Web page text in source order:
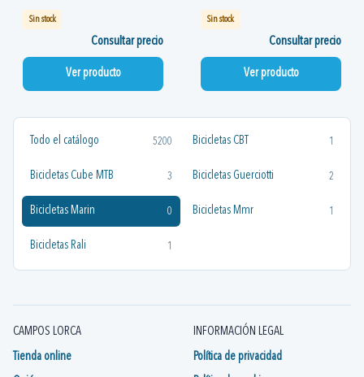
Todo el catálogo 5200 Bicicletas CBT 1
Bicicletas Cube MTB 3 Bicicletas Guerciotti 2
Bicicletas Marin 0 Bicicletas Mmr 1
Bicicletas Rali 1
Sin stock
Consultar precio
Ver producto
Sin stock
Consultar precio
Ver producto
CAMPOS LORCA
Tienda online
INFORMACIÓN LEGAL
Política de privacidad